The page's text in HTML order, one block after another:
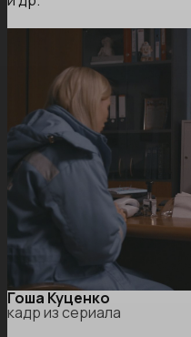
Гоша Куценко
кадр из сериала